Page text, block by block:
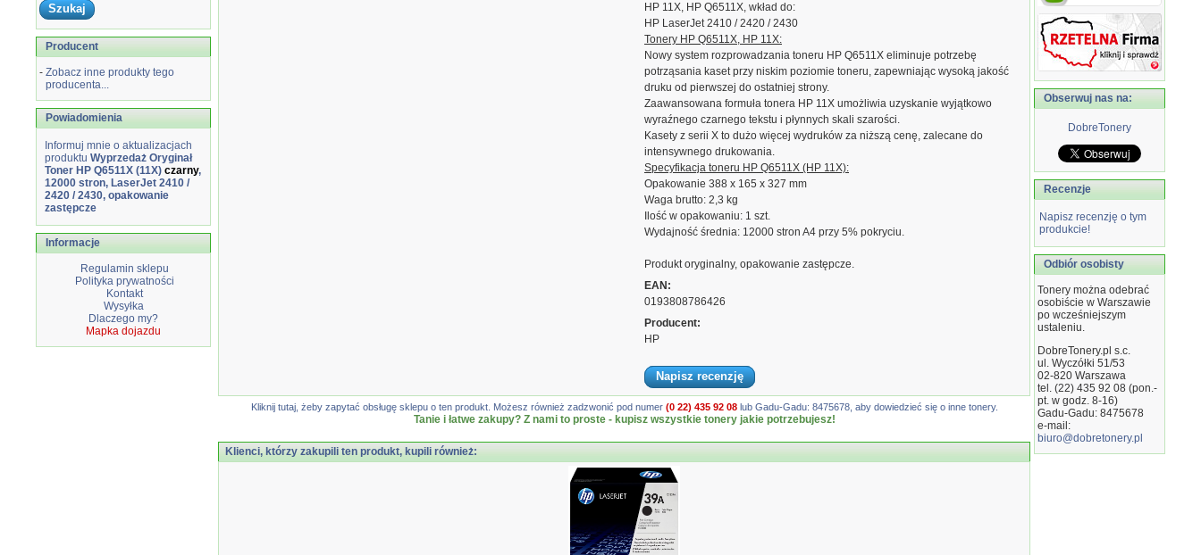
Producent
- Zobacz inne produkty tego
producenta...
Powiadomienia
Informuj mnie o aktualizacjach
produktu Wyprzedaż Oryginał
Toner HP Q6511X (11X) czarny,
12000 stron, LaserJet 2410 /
2420 / 2430, opakowanie
zastępcze
Informacje
Regulamin sklepu
Polityka prywatności
Kontakt
Wysyłka
Dlaczego my?
Mapka dojazdu
HP 11X, HP Q6511X, wkład do:
HP LaserJet 2410 / 2420 / 2430
Tonery HP Q6511X, HP 11X:
Nowy system rozprowadzania toneru HP Q6511X eliminuje potrzebę
potrząsania kaset przy niskim poziomie toneru, zapewniając wysoką jakość
druku od pierwszej do ostatniej strony.
Zaawansowana formuła tonera HP 11X umożliwia uzyskanie wyjątkowo
wyraźnego czarnego tekstu i płynnych skali szarości.
Kasety z serii X to dużo więcej wydruków za niższą cenę, zalecane do
intensywnego drukowania.
Specyfikacja toneru HP Q6511X (HP 11X):
Opakowanie 388 x 165 x 327 mm
Waga brutto: 2,3 kg
Ilość w opakowaniu: 1 szt.
Wydajność średnia: 12000 stron A4 przy 5% pokryciu.
Produkt oryginalny, opakowanie zastępcze.
EAN:
0193808786426
Producent:
HP
Napisz recenzję
Kliknij tutaj, żeby zapytać obsługę sklepu o ten produkt. Możesz również zadzwonić pod numer (0 22) 435 92 08lub Gadu-Gadu: 8475678, aby dowiedzieć się o inne tonery.
Tanie i łatwe zakupy? Z nami to proste - kupisz wszystkie tonery jakie potrzebujesz!
Klienci, którzy zakupili ten produkt, kupili również:
Obserwuj nas na:
DobreTonery
Recenzje
Napisz recenzję o tym
produkcie!
Odbiór osobisty
Tonery można odebrać
osobiście w Warszawie
po wcześniejszym
ustaleniu.
DobreTonery.pl s.c.
ul. Wyczółki 51/53
02-820 Warszawa
tel. (22) 435 92 08 (pon.-
pt. w godz. 8-16)
Gadu-Gadu: 8475678
e-mail:
biuro@dobretonery.pl